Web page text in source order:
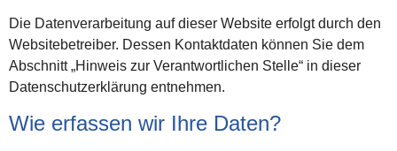
Die Datenverarbeitung auf dieser Website erfolgt durch den
Websitebetreiber. Dessen Kontaktdaten können Sie dem
Abschnitt „Hinweis zur Verantwortlichen Stelle“ in dieser
Datenschutzerklärung entnehmen.
Wie erfassen wir Ihre Daten?